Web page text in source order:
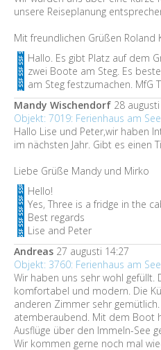
unsere Reiseplanung
Mit freundlichen Grüßen Roland
Hallo. Es gibt Platz auf dem
zwei Boote am Steg. Es
am Steg festzumachen. MfG
Mandy Wischendorf 28
Objekt: 7019: Ferienhaus am See
Hallo Lise und Peter,wir haben
im nächsten Jahr. Gibt es einen
Liebe Grüße Mandy und Mirko
Hello!
Yes, Three is a fridge in the
Best regards
Lise and Peter
Andreas 27 augusti 14:27
Objekt: 3760: Ferienhaus am
Wir haben uns sehr wohl gefüllt.
komfortabel und modern. Die
anderen Zimmer sehr
atemberaubend. Mit dem Boot
Ausflüge über den Immeln-See
Wir kommen gerne noch mal